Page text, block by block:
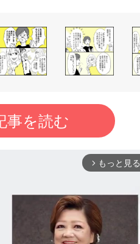
事を読む
arrow_forward_ios もっと見る